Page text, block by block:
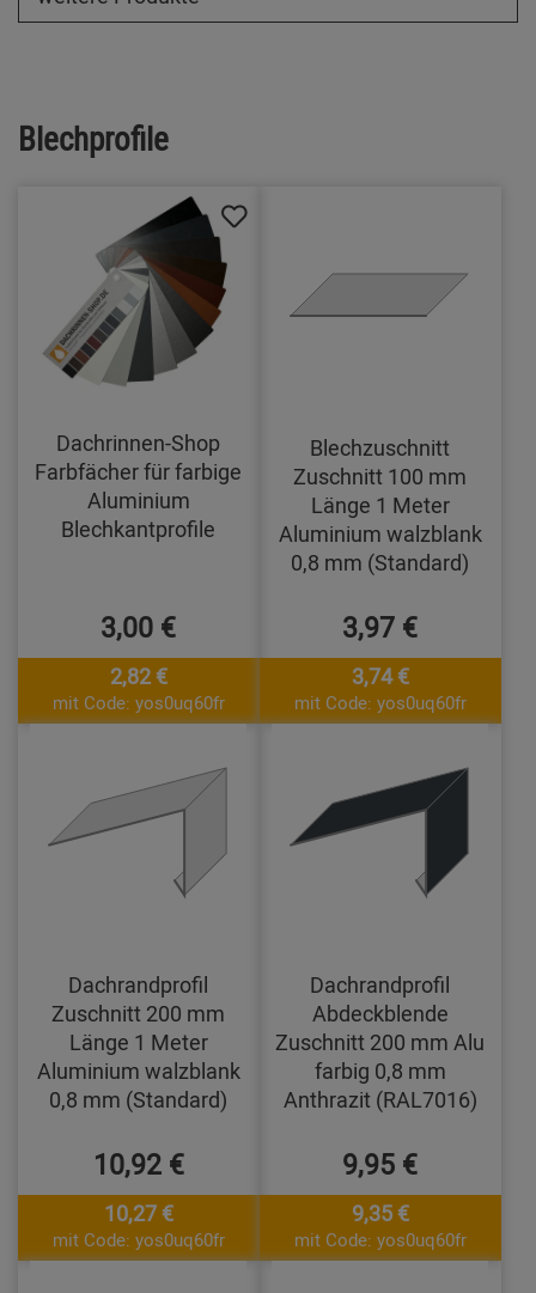
Blechprofile
Dachrinnen-Shop
Farbfächer für farbige
Aluminium
Blechkantprofile
3,00 €
2,82 €
mit Code: yos0uq60fr
Blechzuschnitt
Zuschnitt 100 mm
Länge 1 Meter
Aluminium walzblank
0,8 mm (Standard)
3,97 €
3,74 €
mit Code: yos0uq60fr
Dachrandprofil
Zuschnitt 200 mm
Länge 1 Meter
Aluminium walzblank
0,8 mm (Standard)
10,92 €
10,27 €
mit Code: yos0uq60fr
Dachrandprofil
Abdeckblende
Zuschnitt 200 mm Alu
farbig 0,8 mm
Anthrazit (RAL7016)
9,95 €
9,35 €
mit Code: yos0uq60fr